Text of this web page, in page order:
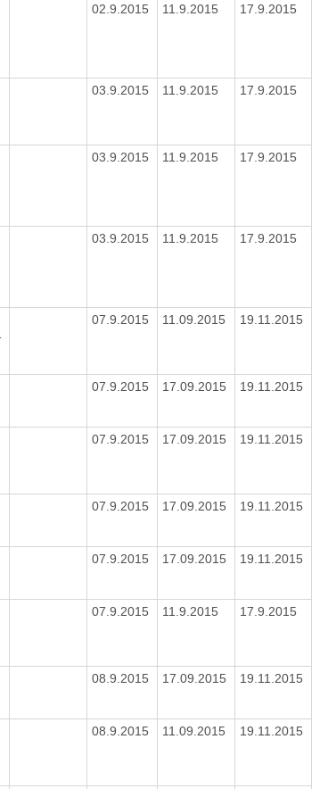
02.9.2015 11.9.2015 17.9.2015
03.9.2015 11.9.2015 17.9.2015
03.9.2015 11.9.2015 17.9.2015
03.9.2015 11.9.2015 17.9.2015
07.9.2015 11.09.2015 19.11.2015
07.9.2015 17.09.2015 19.11.2015
07.9.2015 17.09.2015 19.11.2015
07.9.2015 17.09.2015 19.11.2015
07.9.2015 17.09.2015 19.11.2015
07.9.2015 11.9.2015 17.9.2015
08.9.2015 17.09.2015 19.11.2015
08.9.2015 11.09.2015 19.11.2015